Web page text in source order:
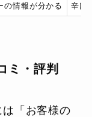
の情報が分かる 辛口
ミ・評判
「お客様の